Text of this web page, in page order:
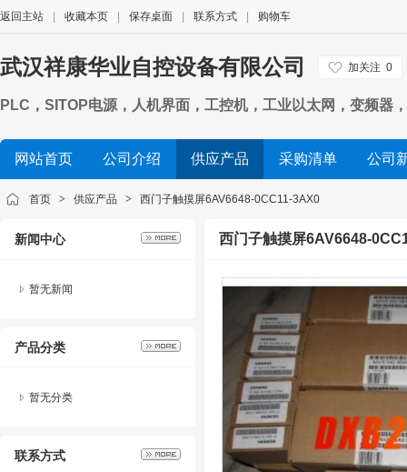
返回主站 收藏本页 保存桌面 联系方式 购物车
武汉祥康华业自控设备有限公司 加关注 0
PLC，SITOP电源，人机界面，工控机，工业以太网，变频器
网站首页 公司介绍 供应产品 采购清单 公司
首页 > 供应产品 > 西门子触摸屏6AV6648-0CC11-3AX0
新闻中心
暂无新闻
产品分类
暂无分类
联系方式
西门子触摸屏6AV6648-